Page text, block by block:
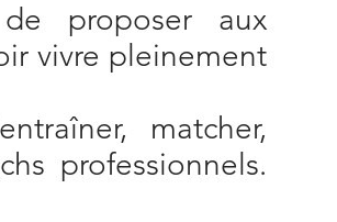
proposer aux
vivre pleinement
matcher,
professionnels.